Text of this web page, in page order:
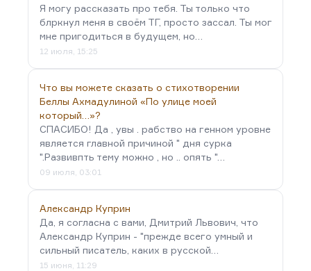
Я могу рассказать про тебя. Ты только что
блркнул меня в своём ТГ, просто зассал. Ты мог
мне пригодиться в будущем, но…
12 июля, 15:25
Что вы можете сказать о стихотворении
Беллы Ахмадулиной «По улице моей
который…»?
СПАСИБО! Да , увы . рабство на генном уровне
является главной причиной " дня сурка
".Развивпть тему можно , но .. опять "…
09 июля, 03:01
Александр Куприн
Да, я согласна с вами, Дмитрий Львович, что
Александр Куприн - "прежде всего умный и
сильный писатель, каких в русской…
15 июня, 11:29